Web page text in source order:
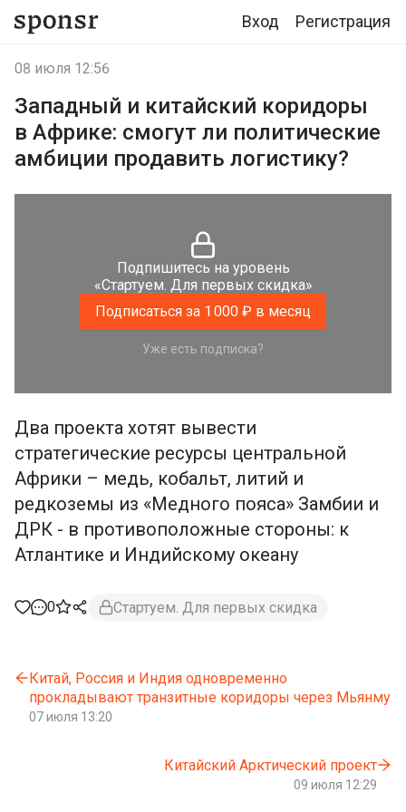
Вход Регистрация
08 июля 12:56
Западный и китайский коридоры
в Африке: смогут ли политические
амбиции продавить логистику?
Подпишитесь на уровень
«Стартуем. Для первых скидка»
Подписаться за 1 000 ₽ в месяц
Уже есть подписка?
Два проекта хотят вывести
стратегические ресурсы центральной
Африки – медь, кобальт, литий и
редкоземы из «Медного пояса» Замбии и
ДРК - в противоположные стороны: к
Атлантике и Индийскому океану
0 Стартуем. Для первых скидка
Китай, Россия и Индия одновременно
прокладывают транзитные коридоры через Мьянму
07 июля 13:20
Китайский Арктический проект
09 июля 12:29